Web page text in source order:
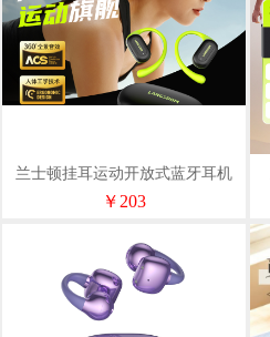
兰士顿挂耳运动开放式蓝牙耳机
TS19
￥203